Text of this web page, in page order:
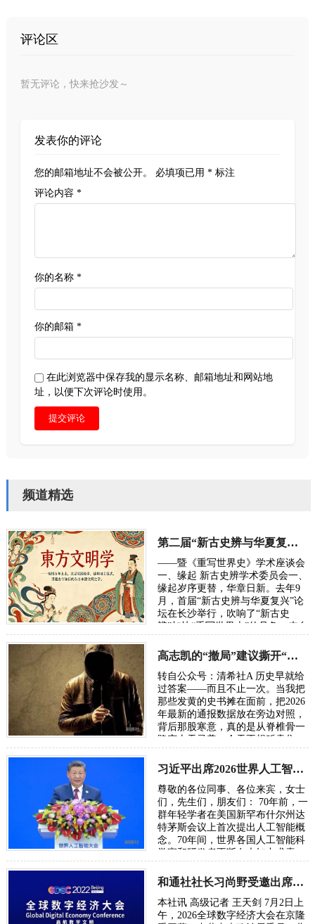
评论区
暂无评论，快来抢沙发～
发表你的评论
您的邮箱地址不会被公开。 必填项已用 *标注
评论内容 *
你的名称 *
你的邮箱 *
在此浏览器中保存我的显示名称、邮箱地址和网站地
址，以便下次评论时使用。
提交评论
频道精选
第二届“新古史辨与华夏复兴”学术研讨会定于10月长沙举行
——暨《重写世界史》学术座谈会
一、缘起 新古史辨学术委员会一、
缘起岁序更替，华章日新。去年9
月，首届“新古史辨与华夏复兴”论
坛在长沙举行，吹响了“新古史
辨”加快“重写世界史”的号角。来自
在反思百年“…
高志凯的“撤局”建议撕开“以夷灭华”的百年剧本
转自公众号：清希社A 历史早就给
过答案——而且不止一次。当我把
那些发黄的史书摊在面前，把2026
年最新的通报数据放在旁边对照，
背后那股寒意，真的是从脊椎骨一
路窜上天灵盖。今天不想贩卖焦
算清楚。因为…
习近平出席2026世界人工智能大会呼吁携手构建公正合理的全球人工智能治理体系
尊敬的各位同事、各位来宾，女士
们，先生们，朋友们： 70年前，一
群年轻学者在美国新罕布什尔州达
特茅斯会议上首次提出人工智能概
念。70年间，世界各国人工智能科
学家和研发者不断在未知中求索、
年后，…
和通社社长习尚野受邀出席2026年全球数字经济大会
本社讯 高级记者 王天剑 7月2日上
午，2026全球数字经济大会在京隆